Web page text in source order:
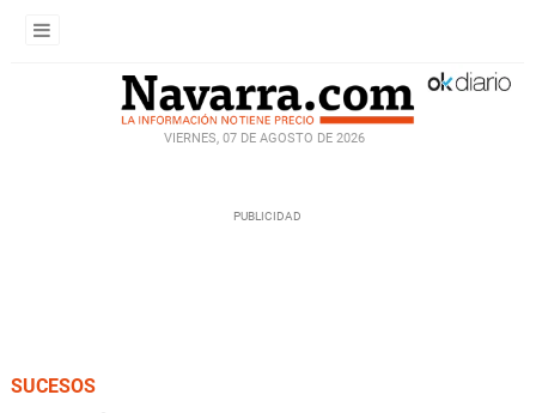
VIERNES, 07 DE AGOSTO DE 2026
SUCESOS